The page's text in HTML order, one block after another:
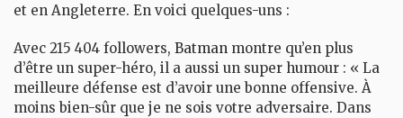
et en Angleterre. En voici quelques-uns :
Avec 215 404 followers, Batman montre qu’en plus
d’être un super-héro, il a aussi un super humour : « La
meilleure défense est d’avoir une bonne offensive. À
moins bien-sûr que je ne sois votre adversaire. Dans